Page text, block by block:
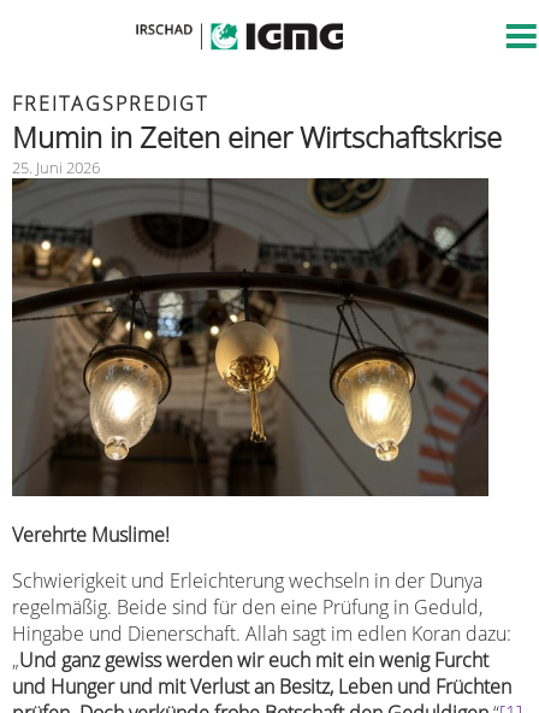
FREITAGSPREDIGT
Mumin in Zeiten einer Wirtschaftskrise
25. Juni 2026
Verehrte Muslime!
Schwierigkeit und Erleichterung wechseln in der Dunya
regelmäßig. Beide sind für den eine Prüfung in Geduld,
Hingabe und Dienerschaft. Allah sagt im edlen Koran dazu:
„Und ganz gewiss werden wir euch mit ein wenig Furcht
und Hunger und mit Verlust an Besitz, Leben und Früchten